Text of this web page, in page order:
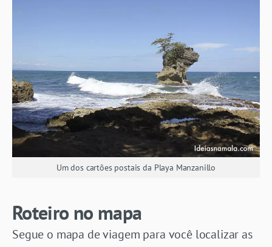
Um dos cartões postais da Playa Manzanillo
Roteiro no mapa
Segue o mapa de viagem para você localizar as